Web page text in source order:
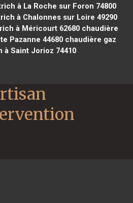
à La Roche sur Foron 74800
à Chalonnes sur Loire 49290
à Méricourt 62680chaudière
Pazanne 44680 chaudière gaz
à Saint Jorioz 74410